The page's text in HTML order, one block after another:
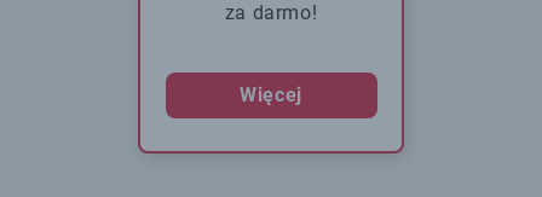
za darmo!
Więcej